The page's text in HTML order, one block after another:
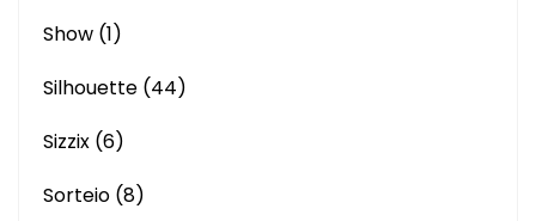
Show (1)
Silhouette (44)
Sizzix (6)
Sorteio (8)